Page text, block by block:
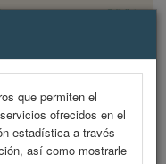
que permiten el
ofrecidos en el
estadística a través
así como mostrarle